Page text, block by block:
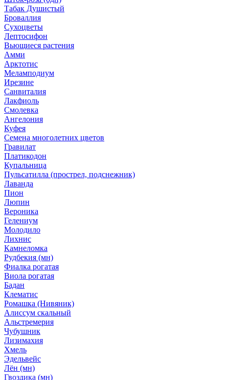
Табак Душистый
Броваллия
Сухоцветы
Лептосифон
Вьющиеся растения
Амми
Арктотис
Меламподиум
Ирезине
Санвиталия
Лакфиоль
Смолевка
Ангелония
Куфея
Семена многолетних цветов
Гравилат
Платикодон
Купальница
Пульсатилла (прострел, подснежник)
Лаванда
Пион
Люпин
Вероника
Гелениум
Молодило
Лихнис
Камнеломка
Рудбекия (мн)
Фиалка рогатая
Виола рогатая
Бадан
Клематис
Ромашка (Нивяник)
Алиссум скальный
Альстремерия
Чубушник
Лизимахия
Хмель
Эдельвейс
Лён (мн)
Гвоздика (мн)